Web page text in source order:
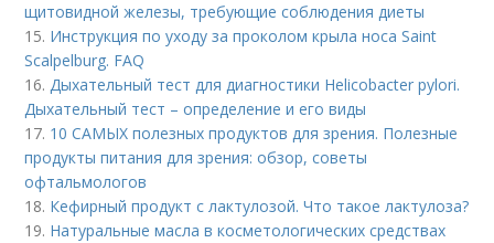
щитовидной железы, требующие соблюдения диеты
15. Инструкция по уходу за проколом крыла носа Saint
Scalpelburg. FAQ
16.Дыхательный тест для диагностики Helicobacter pylori.
Дыхательный тест – определение и его виды
17. 10 САМЫХ полезных продуктов для зрения. Полезные
продукты питания для зрения: обзор, советы
офтальмологов
18. Кефирный продукт с лактулозой. Что такое лактулоза?
19. Натуральные масла в косметологических средствах